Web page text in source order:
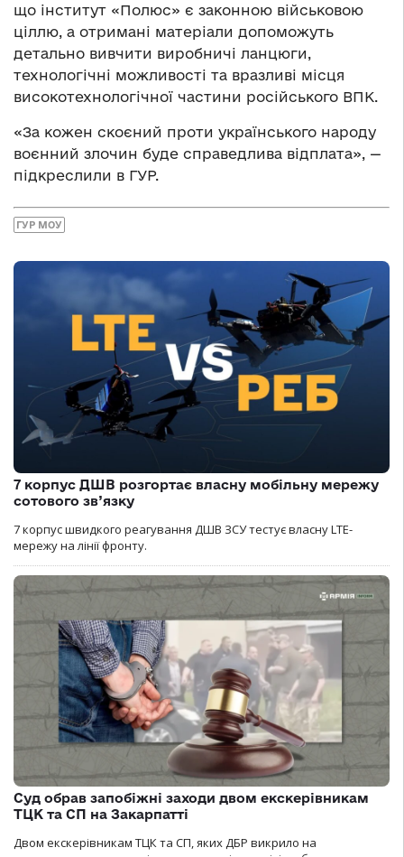
що інститут «Полюс» є законною військовою
ціллю, а отримані матеріали допоможуть
детально вивчити виробничі ланцюги,
технологічні можливості та вразливі місця
високотехнологічної частини російського ВПК.
«За кожен скоєний проти українського народу
воєнний злочин буде справедлива відплата», —
підкреслили в ГУР.
ГУР МОУ
7 корпус ДШВ розгортає власну мобільну мережу
сотового зв’язку
7 корпус швидкого реагування ДШВ ЗСУ тестує власну LTE-
мережу на лінії фронту.
Суд обрав запобіжні заходи двом екскерівникам
ТЦК та СП на Закарпатті
Двом екскерівникам ТЦК та СП, яких ДБР викрило на